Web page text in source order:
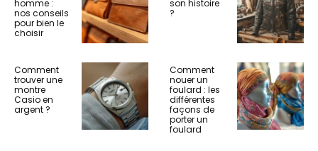
homme :
nos conseils
pour bien le
choisir
son histoire
?
Comment
trouver une
montre
Casio en
argent ?
Comment
nouer un
foulard : les
différentes
façons de
porter un
foulard